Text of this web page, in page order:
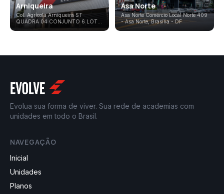
Arniqueira
Col. Agrícola Arniqueira ST
QUADRA 04 CONJUNTO 6 LOTE
- St. Hab. Arniqueira,Arniqueira-
Asa Norte
Asa Norte Comércio Local Norte 409
- Asa Norte,Brasília - DF
Evolua sua forma de viver. Sua rede de academias com
unidades em todo o Brasil.
NAVEGAÇÃO
Inicial
Unidades
Planos